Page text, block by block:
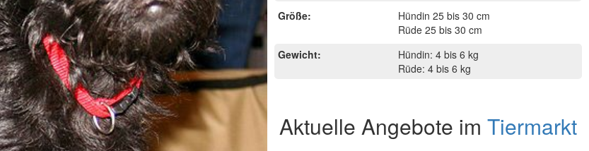
Größe:
Hündin 25 bis 30 cm
Rüde 25 bis 30 cm
Gewicht:
Hündin: 4 bis 6 kg
Rüde: 4 bis 6 kg
Aktuelle Angebote imTiermarkt